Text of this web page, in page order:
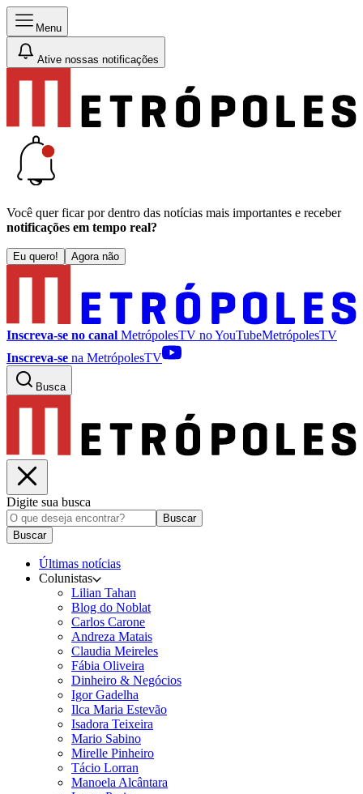
Menu
Ative nossas notificações
Você quer ficar por dentro das notícias mais importantes e receber
notificações em tempo real?
Eu quero! Agora não
Inscreva-se no canal MetrópolesTV noYouTubeMetrópolesTV
Inscreva-se na MetrópolesTV
Busca
Digite sua busca
Buscar
Buscar
Últimas notícias
Colunistas
Lilian Tahan
Blog do Noblat
Carlos Carone
Andreza Matais
Claudia Meireles
Fábia Oliveira
Dinheiro & Negócios
Igor Gadelha
Ilca Maria Estevão
Isadora Teixeira
Mario Sabino
Mirelle Pinheiro
Tácio Lorran
Manoela Alcântara